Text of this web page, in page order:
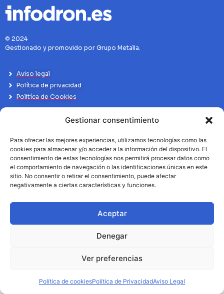
Gestionar consentimiento
Para ofrecer las mejores experiencias, utilizamos tecnologías como las
cookies para almacenar y/o acceder a la información del dispositivo. El
consentimiento de estas tecnologías nos permitirá procesar datos como
el comportamiento de navegación o las identificaciones únicas en este
sitio. No consentir o retirar el consentimiento, puede afectar
negativamente a ciertas características y funciones.
Aceptar
Denegar
Ver preferencias
Política de cookiesPolítica de PrivacidadAviso Legal
© 2024
Gestionado y promovido por Grupo Metalia.
Aviso legal
Política de privacidad
Politíca de Cookies